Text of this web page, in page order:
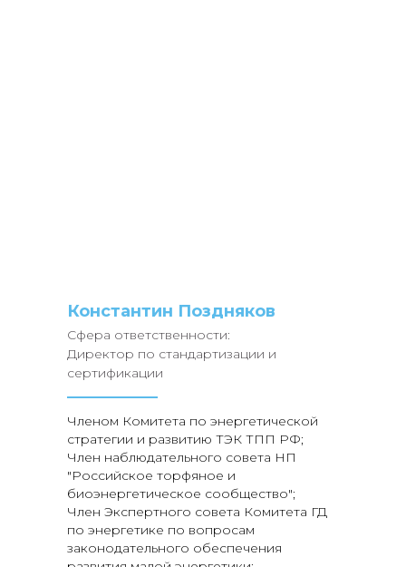
Константин Поздняков
Сфера ответственности:
Директор по стандартизации и
сертификации
Членом Комитета по энергетической
стратегии и развитию ТЭК ТПП РФ;
Член наблюдательного совета НП
"Российское торфяное и
биоэнергетическое сообщество";
Член Экспертного совета Комитета ГД
по энергетике по вопросам
законодательного обеспечения